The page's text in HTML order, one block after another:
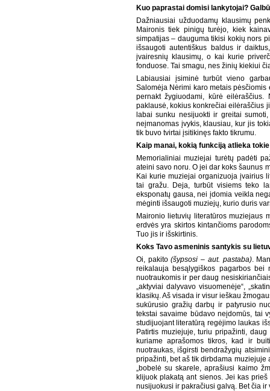
Kuo paprastai domisi lankytojai?
Dažniausiai užduodamų klausimų
Maironis tiek pinigų turėjo, kiek
simpatijas – dauguma tikisi kokių nors
išsaugoti autentiškus baldus ir
įvairesnių klausimų, o kai kurie
fonduose. Tai smagu, nes žinių kiekiui
Labiausiai įsiminė turbūt vieno
Salomėja Nėrimi karo metais
pernakt žygiuodami, kūrė
paklausė, kokius konkrečiai eilėraščius
labai sunku nesijuokti ir greitai
neįmanomas įvykis, klausiau, kur jis
tik buvo tvirtai įsitikinęs fakto tikrumu.
Kaip manai, kokią funkciją atlieka
Memorialiniai muziejai turėtų padėti
ateini savo noru. O jei dar koks šaunus
Kai kurie muziejai organizuoja įvairius
tai gražu. Deja, turbūt visiems teko
eksponatų gausa, nei įdomia veikla
mėginti išsaugoti muziejų, kurio duris
Maironio lietuvių literatūros muziejaus
erdvės yra skirtos kintančioms
Tuo jis ir išskirtinis.
Koks Tavo asmeninis santykis su
Oi, pakito(šypsosi – aut. pastaba).
reikalauja besąlygiškos pagarbos bei
nuotraukomis ir per daug
„aktyviai dalyvavo visuomenėje“,
klasikų. Aš visada ir visur ieškau
sukūrusio gražių darbų ir patyrusio
tekstai savaime būdavo neįdomūs, tai
studijuojant literatūrą regėjimo laukas
Patirtis muziejuje, turiu pripažinti,
kuriame aprašomos tikros, kad ir
nuotraukas, išgirsti bendražygių
pripažinti, bet aš tik dirbdama muziejuje
„bobelė su skarele, aprašiusi kaimo
klijuok plakatą ant sienos. Jei kas
nusijuokusi ir pakračiusi galvą. Bet čia